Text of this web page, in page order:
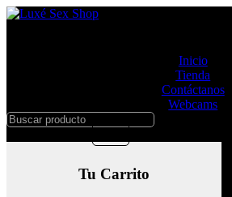
Ir
Inicio
Tienda
Contáctanos
Webcams
Buscar
Tu Carrito